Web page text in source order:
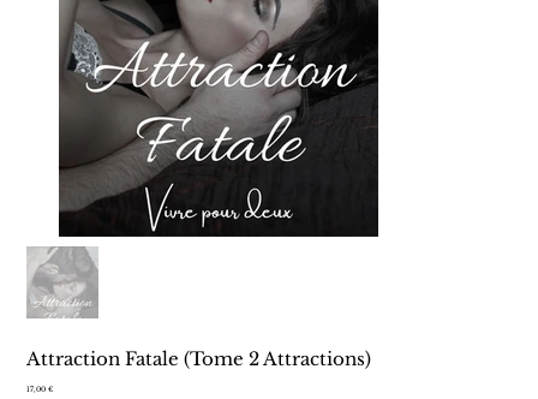
Attraction Fatale (Tome 2 Attractions)
Prix
17,00 €